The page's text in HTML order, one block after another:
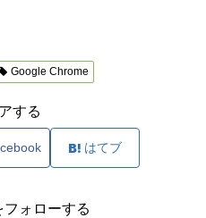
Google Chrome
する
はてブ
ォローする